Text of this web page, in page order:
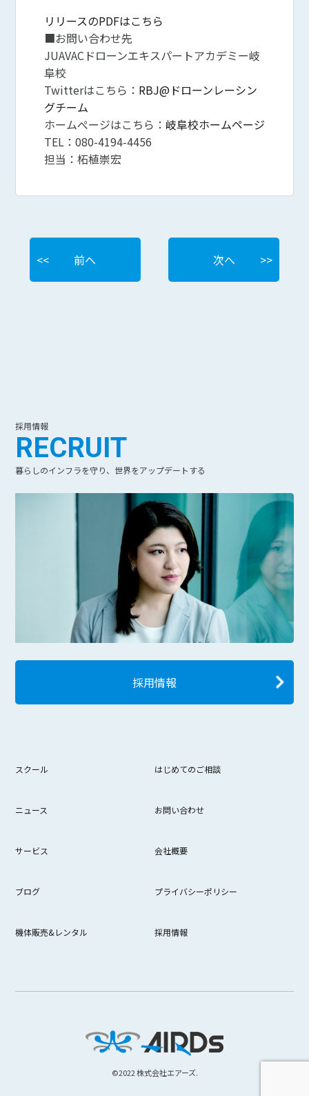
リリースのPDFはこちら
■お問い合わせ先
JUAVACドローンエキスパートアカデミー岐
阜校
Twitterはこちら： RBJ@ドローンレーシン
グチーム
ホームぺージはこちら： 岐阜校ホームページ
TEL：080-4194-4456
担当：柘植崇宏
前へ 次へ
採用情報
RECRUIT
暮らしのインフラを守り、世界をアップデートする
採用情報
スクール はじめてのご相談
ニュース お問い合わせ
サービス 会社概要
ブログ プライバシーポリシー
機体販売&レンタル 採用情報
©︎2022 株式会社エアーズ.